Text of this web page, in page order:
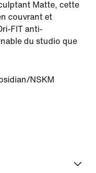
Matte, cette
couvrant et
FIT anti-
du studio que
NSKM